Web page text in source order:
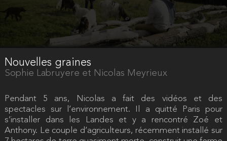
Nouvelles graines
Sophie Labruyere et Nicolas Meyrieux
Pendant 5 ans, Nicolas a fait des vidéos et des
spectacles sur l’environnement. Il a quitté Paris pour
s’installer dans les Landes et y a rencontré Zoé et
Anthony. Le couple d’agriculteurs, récemment installé sur